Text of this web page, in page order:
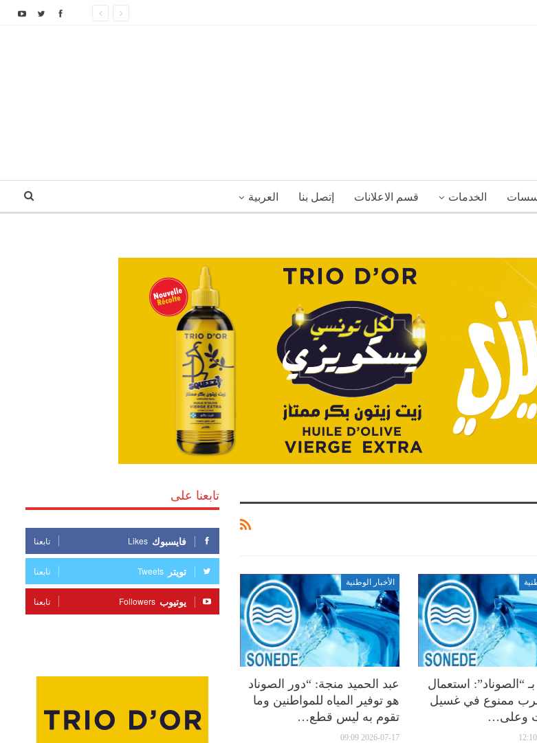
الخدمات قسم الاعلانات إتصل بنا العربية
“الصوناد”: استعمال
ممنوع في غسيل
وعلى…
الأخبار الوطنية
عبد الحميد منجة: “دور الصوناد
هو توفير المياه للمواطنين وما
تقوم به ليس قطع…
2026-07-17 09:09
تابعنا على
فايسبوك Likes تابعنا
تويتر Tweets تابعنا
يوتيوب Followers تابعنا